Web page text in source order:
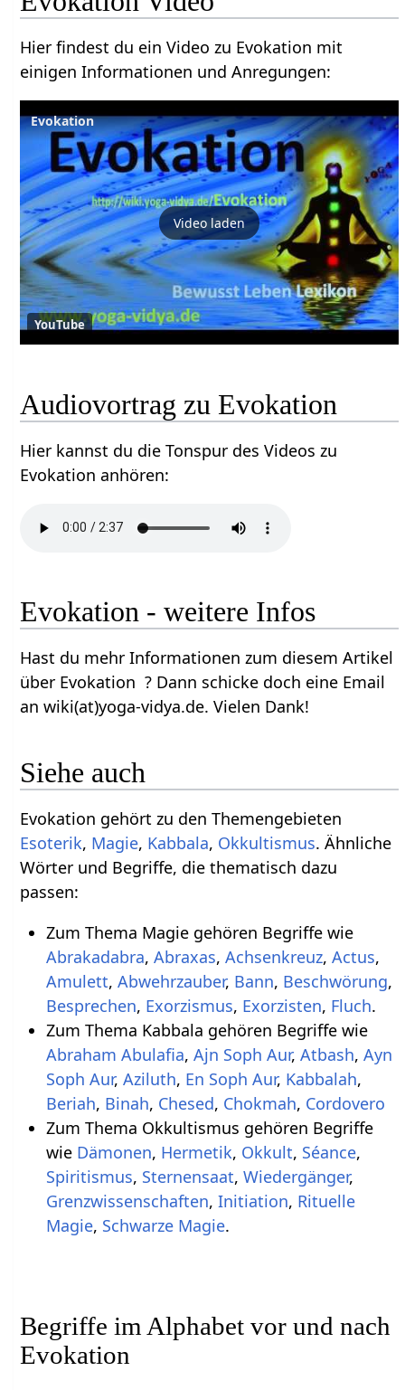
Hier findest du ein Video zu Evokation mit
einigen Informationen und Anregungen:
Evokation
Video laden
YouTube
Audiovortrag zu Evokation
Hier kannst du die Tonspur des Videos zu
Evokation anhören:
Evokation - weitere Infos
Hast du mehr Informationen zum diesem Artikel
über Evokation ? Dann schicke doch eine Email
an wiki(at)yoga-vidya.de. Vielen Dank!
Siehe auch
Evokation gehört zu den Themengebieten
Esoterik, Magie, Kabbala, Okkultismus. Ähnliche
Wörter und Begriffe, die thematisch dazu
passen:
Zum Thema Magie gehören Begriffe wie
Abrakadabra, Abraxas, Achsenkreuz, Actus,
Amulett, Abwehrzauber, Bann, Beschwörung,
Besprechen, Exorzismus, Exorzisten, Fluch.
Zum Thema Kabbala gehören Begriffe wie
Abraham Abulafia, Ajn Soph Aur, Atbash, Ayn
Soph Aur, Aziluth, En Soph Aur, Kabbalah,
Beriah, Binah, Chesed, Chokmah, Cordovero
Zum Thema Okkultismus gehören Begriffe
wie Dämonen, Hermetik, Okkult, Séance,
Spiritismus, Sternensaat, Wiedergänger,
Grenzwissenschaften, Initiation, Rituelle
Magie, Schwarze Magie.
Begriffe im Alphabet vor und nach
Evokation